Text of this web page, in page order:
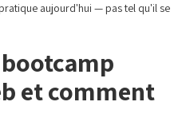
aujourd'hui — pas tel qu'il se
et comment